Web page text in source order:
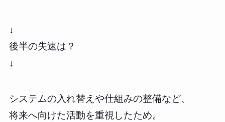
↓
後半の失速は？
↓
システムの入れ替えや仕組みの整備など、
将来へ向けた活動を重視したため。